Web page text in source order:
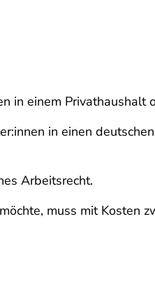
in einem
in einen
Arbeitsrecht.
muss mit Kosten